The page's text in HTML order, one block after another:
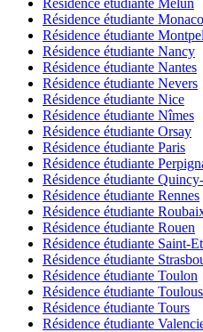
Résidence étudiante Monaco
Résidence étudiante
Résidence étudiante Nancy
Résidence étudiante Nantes
Résidence étudiante Nevers
Résidence étudiante Nice
Résidence étudiante Nîmes
Résidence étudiante Orsay
Résidence étudiante Paris
Résidence étudiante
Résidence étudiante
Résidence étudiante Rennes
Résidence étudiante
Résidence étudiante Rouen
Résidence étudiante Saint-
Résidence étudiante
Résidence étudiante Toulon
Résidence étudiante
Résidence étudiante Tours
Résidence étudiante